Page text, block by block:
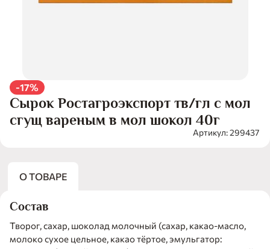
-17%
Сырок Ростагроэкспорт тв/гл с мол
сгущ вареным в мол шокол 40г
Артикул: 299437
О ТОВАРЕ
Состав
Творог, сахар, шоколад молочный (сахар, какао-масло,
молоко сухое цельное, какао тёртое, эмульгатор: